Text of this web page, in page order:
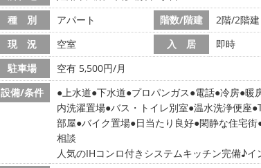
種 別
アパート 階数/階建 2階/2階建
現 況
空室 入 居 即時
駐車場
空有 5,500円/月
設備/条件
上水道 下水道 プロパンガス 電話 冷房 暖
内洗濯置場 バス・トイレ別室 温水洗浄便座
部屋 バイク置場 日当たり良好 閑静な住宅街
相談
人気のIHコンロ付きシステムキッチン完備♪